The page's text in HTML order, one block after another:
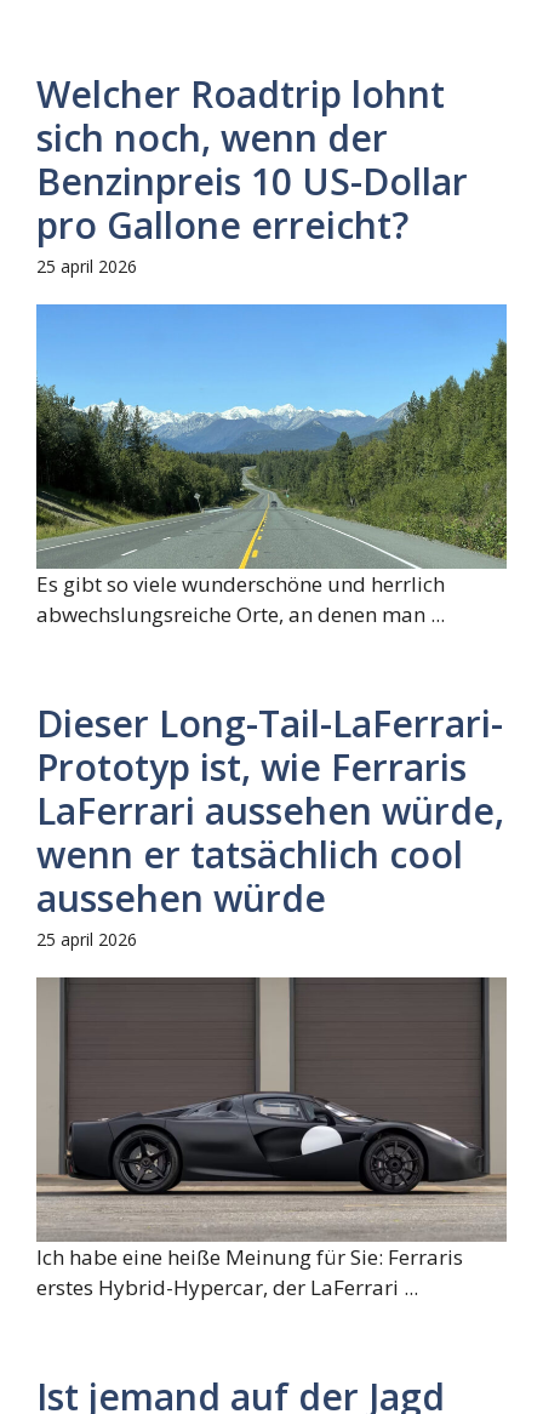
Welcher Roadtrip lohnt
sich noch, wenn der
Benzinpreis 10 US-Dollar
pro Gallone erreicht?
25 april 2026
Es gibt so viele wunderschöne und herrlich
abwechslungsreiche Orte, an denen man ...
Dieser Long-Tail-LaFerrari-
Prototyp ist, wie Ferraris
LaFerrari aussehen würde,
wenn er tatsächlich cool
aussehen würde
25 april 2026
Ich habe eine heiße Meinung für Sie: Ferraris
erstes Hybrid-Hypercar, der LaFerrari ...
Ist jemand auf der Jagd